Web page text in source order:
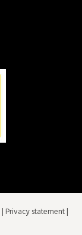
| Privacy statement|